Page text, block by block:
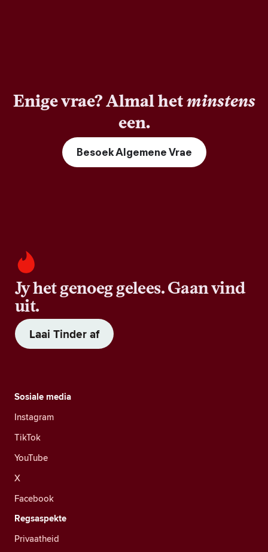
Enige vrae? Almal hetminstens
een.
Besoek Algemene Vrae
Jy het genoeg gelees. Gaan vind
uit.
Laai Tinder af
Sosiale media
Instagram
TikTok
YouTube
X
Facebook
Regsaspekte
Privaatheid